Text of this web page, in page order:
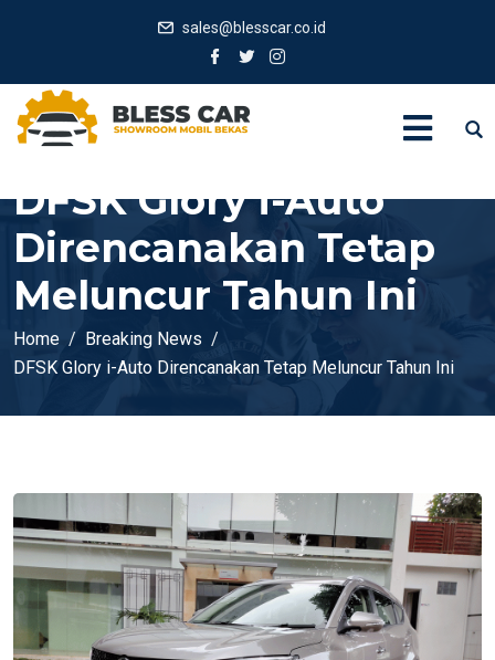
sales@blesscar.co.id
DFSK Glory i-Auto
Direncanakan Tetap
Meluncur Tahun Ini
Home
Breaking News
DFSK Glory i-Auto Direncanakan Tetap Meluncur Tahun Ini